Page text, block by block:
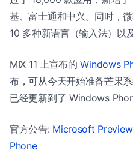
基、富士通和中兴。同时，
10 多种新语言（输入法）以
MIX 11 上宣布的Windows
布，可从今天开始准备芒果
已经更新到了 Windows
官方公告: Microsoft
Phone